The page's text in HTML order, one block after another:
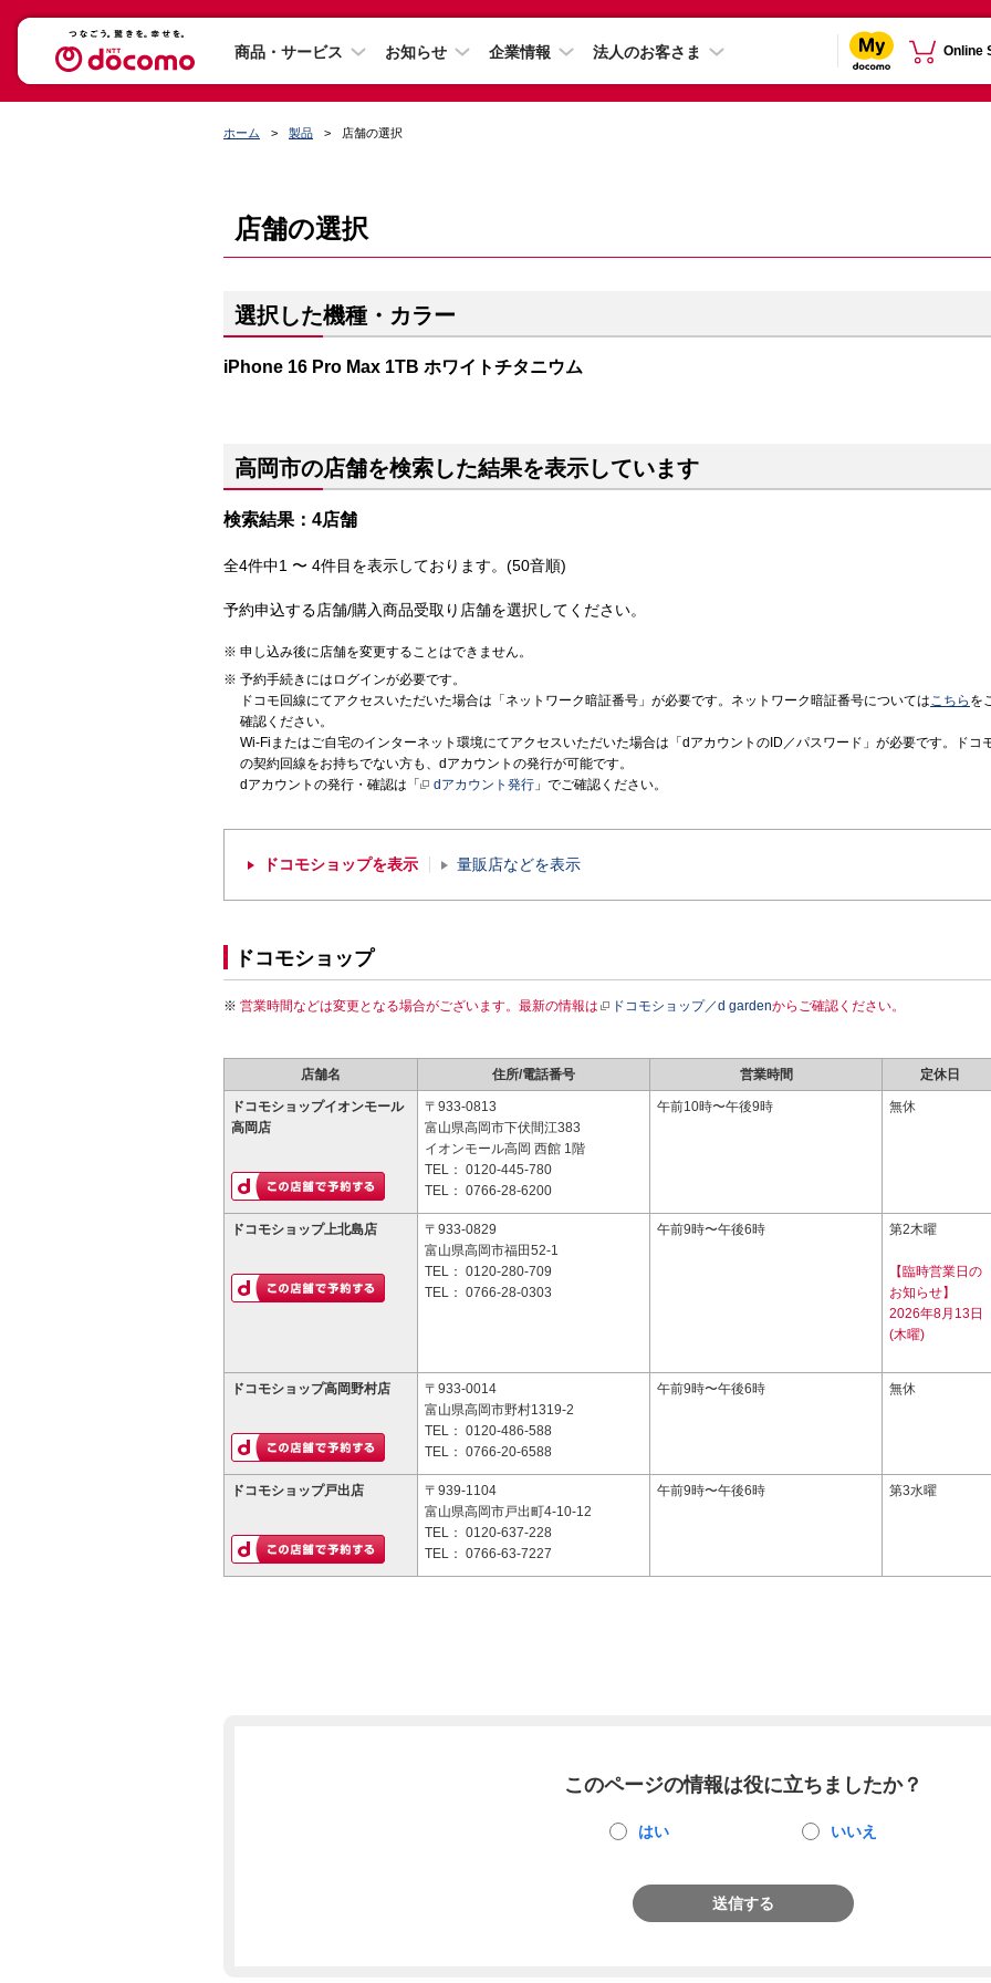
商品・サービス お知らせ 企業情報 法人のお客さま Online
ホーム 製品 店舗の選択
店舗の選択
選択した機種・カラー
iPhone 16 Pro Max 1TB ホワイトチタニウム
高岡市の店舗を検索した結果を表示しています
検索結果：4店舗
全4件中1 〜 4件目を表示しております。(50音順)
予約申込する店舗/購入商品受取り店舗を選択してください。
申し込み後に店舗を変更することはできません。
予約手続きにはログインが必要です。
ドコモ回線にてアクセスいただいた場合は「ネットワーク暗証番号」が必要です。ネットワーク暗証番号についてはこちら を
確認ください。
Wi-Fiまたはご自宅のインターネット環境にてアクセスいただいた場合は「dアカウントのID／パスワード」が必要です。ドコ
の契約回線をお持ちでない方も、dアカウントの発行が可能です。
dアカウントの発行・確認は「
dアカウント発行 」でご確認ください。
ドコモショップを表示 量販店などを表示
ドコモショップ
営業時間などは変更となる場合がございます。最新の情報は ドコモショップ／d gardenからご確認ください。
店舗名 住所/電話番号 営業時間 定休日
ドコモショップイオンモール
高岡店
〒933-0813
富山県高岡市下伏間江383
イオンモール高岡 西館 1階
TEL： 0120-445-780
TEL： 0766-28-6200
午前10時〜午後9時 無休
ドコモショップ上北島店
〒933-0829
富山県高岡市福田52-1
TEL： 0120-280-709
TEL： 0766-28-0303
午前9時〜午後6時 第2木曜
【臨時営業日の
お知らせ】
2026年8月13日
(木曜)
ドコモショップ高岡野村店
〒933-0014
富山県高岡市野村1319-2
TEL： 0120-486-588
TEL： 0766-20-6588
午前9時〜午後6時 無休
ドコモショップ戸出店
〒939-1104
富山県高岡市戸出町4-10-12
TEL： 0120-637-228
TEL： 0766-63-7227
午前9時〜午後6時 第3水曜
このページの情報は役に立ちましたか？
はい いいえ
送信する